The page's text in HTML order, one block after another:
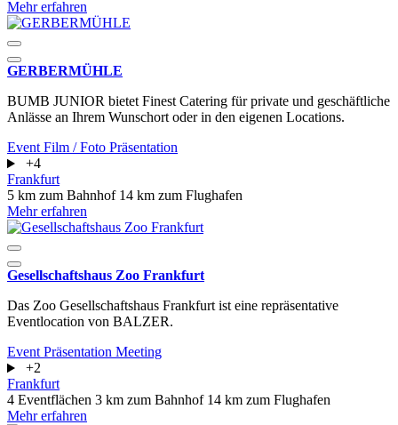
Mehr erfahren
GERBERMÜHLE
BUMB JUNIOR bietet Finest Catering für private und geschäftliche
Anlässe an Ihrem Wunschort oder in den eigenen Locations.
Event Film / Foto Präsentation
+4
Frankfurt
5 km zum Bahnhof 14 km zum Flughafen
Mehr erfahren
Gesellschaftshaus Zoo Frankfurt
Das Zoo Gesellschaftshaus Frankfurt ist eine repräsentative
Eventlocation von BALZER.
Event Präsentation Meeting
+2
Frankfurt
4 Eventflächen 3 km zum Bahnhof 14 km zum Flughafen
Mehr erfahren